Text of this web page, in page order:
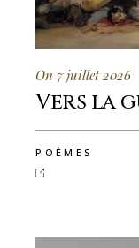
On 7 juillet 2026
Vers la
POÈMES